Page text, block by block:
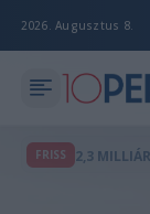
2026. Augusztus 8.
FRISS